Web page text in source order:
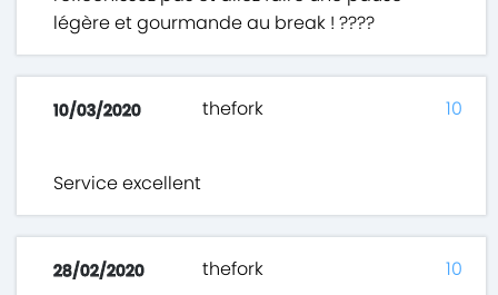
légère et gourmande au break ! ????
10/03/2020 thefork
Service excellent
10
28/02/2020 thefork 10